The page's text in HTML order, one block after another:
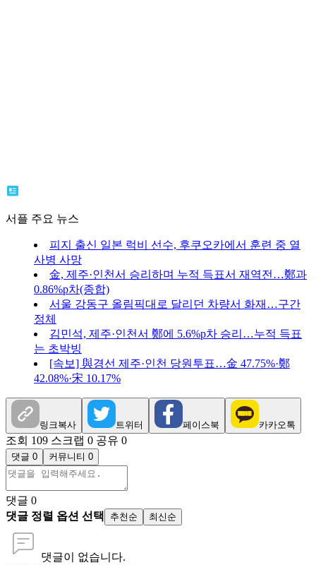
서플 주요 뉴스
피지 출신 일본 럭비 선수, 후쿠오카에서 훈련 중 열
사병 사망
金, 제주·인천서 승리하며 누적 득표서 재역전…鄭과
0.86%p차(종합)
서울 강동구 올림픽대로 달리던 차량서 화재…구간
정체
김민석, 제주·인천서 鄭에 5.6%p차 승리…누적 득표
는 초박빙
[속보] 與경선 제주·인천 당원투표…金 47.75%·鄭
42.08%·宋 10.17%
링크복사 트위터 페이스북 카카오톡
조회 109 스크랩 0 공유 0
댓글 0 커뮤니티 0
댓글 0
댓글 정렬 옵션 선택
추천순 최신순
댓글이 없습니다.